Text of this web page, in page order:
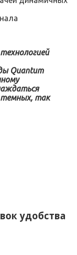
Quantum
темных, так
удобства